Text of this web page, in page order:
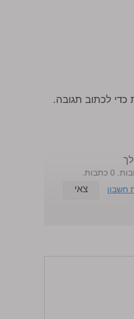
כדי לכתוב תגובה.
חשבון
צאי